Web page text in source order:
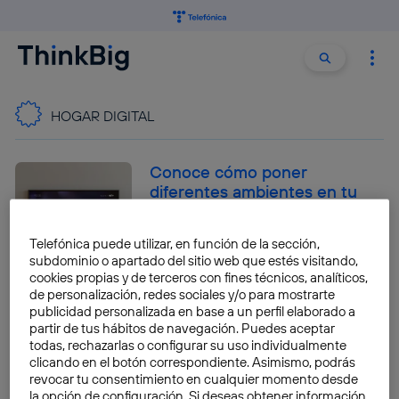
Buscar
HOGAR DIGITAL
Conoce cómo poner
diferentes ambientes en tu
hogar
Gonzalo Ruiz Quesada
Disfruta de Movistar
Videopodcasts en la app
de Movistar Plus+
Paula Vizuete
Telefónica puede utilizar, en función de la sección,
subdominio o apartado del sitio web que estés visitando,
cookies propias y de terceros con fines técnicos, analíticos,
de personalización, redes sociales y/o para mostrarte
publicidad personalizada en base a un perfil elaborado a
partir de tus hábitos de navegación. Puedes aceptar
todas, rechazarlas o configurar su uso individualmente
clicando en el botón correspondiente. Asimismo, podrás
revocar tu consentimiento en cualquier momento desde
la opción de configuración. Si deseas obtener información